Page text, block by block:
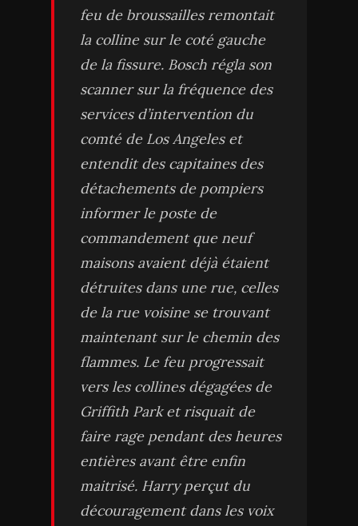
feu de broussailles remontait
la colline sur le coté gauche
de la fissure. Bosch régla son
scanner sur la fréquence des
services d’intervention du
comté de Los Angeles et
entendit des capitaines des
détachements de pompiers
informer le poste de
commandement que neuf
maisons avaient déjà étaient
détruites dans une rue, celles
de la rue voisine se trouvant
maintenant sur le chemin des
flammes. Le feu progressait
vers les collines dégagées de
Griffith Park et risquait de
faire rage pendant des heures
entières avant être enfin
maitrisé. Harry perçut du
découragement dans les voix